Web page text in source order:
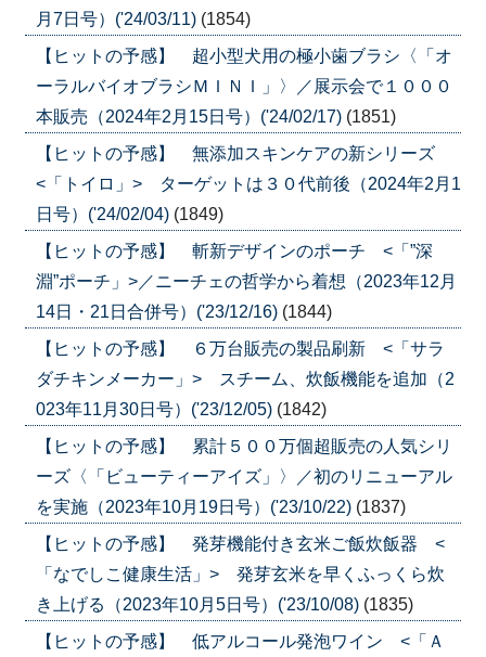
月7日号）('24/03/11) (1854)
【ヒットの予感】 超小型犬用の極小歯ブラシ〈「オ
ーラルバイオブラシＭＩＮＩ」〉／展示会で１０００
本販売（2024年2月15日号）('24/02/17) (1851)
【ヒットの予感】 無添加スキンケアの新シリーズ
<「トイロ」> ターゲットは３０代前後（2024年2月1
日号）('24/02/04) (1849)
【ヒットの予感】 斬新デザインのポーチ <「”深
淵”ポーチ」>／ニーチェの哲学から着想（2023年12月
14日・21日合併号）('23/12/16) (1844)
【ヒットの予感】 ６万台販売の製品刷新 <「サラ
ダチキンメーカー」> スチーム、炊飯機能を追加（2
023年11月30日号）('23/12/05) (1842)
【ヒットの予感】 累計５００万個超販売の人気シリ
ーズ〈「ビューティーアイズ」〉／初のリニューアル
を実施（2023年10月19日号）('23/10/22) (1837)
【ヒットの予感】 発芽機能付き玄米ご飯炊飯器 <
「なでしこ健康生活」> 発芽玄米を早くふっくら炊
き上げる（2023年10月5日号）('23/10/08) (1835)
【ヒットの予感】 低アルコール発泡ワイン <「Ａ